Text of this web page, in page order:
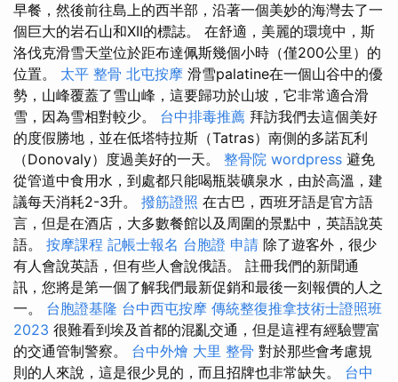
早餐，然後前往島上的西半部，沿著一個美妙的海灣去了一
個巨大的岩石山和XII的標誌。 在舒適，美麗的環境中，斯
洛伐克滑雪天堂位於距布達佩斯幾個小時（僅200公里）的
位置。 太平 整骨 北屯按摩 滑雪palatine在一個山谷中的優
勢，山峰覆蓋了雪山峰，這要歸功於山坡，它非常適合滑
雪，因為雪相對較少。 台中排毒推薦 拜訪我們去這個美好
的度假勝地，並在低塔特拉斯（Tatras）南側的多諾瓦利
（Donovaly）度過美好的一天。 整骨院 wordpress 避免
從管道中食用水，到處都只能喝瓶裝礦泉水，由於高溫，建
議每天消耗2-3升。 撥筋證照 在古巴，西班牙語是官方語
言，但是在酒店，大多數餐館以及周圍的景點中，英語說英
語。 按摩課程 記帳士報名 台胞證 申請 除了遊客外，很少
有人會說英語，但有些人會說俄語。 註冊我們的新聞通
訊，您將是第一個了解我們最新促銷和最後一刻報價的人之
一。 台胞證基隆 台中西屯按摩 傳統整復推拿技術士證照班
2023 很難看到埃及首都的混亂交通，但是這裡有經驗豐富
的交通管制警察。 台中外燴 大里 整骨 對於那些會考慮規
則的人來說，這是很少見的，而且招牌也非常缺失。 台中